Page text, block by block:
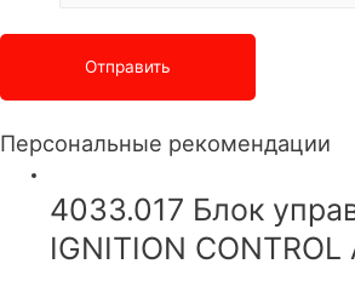
Персональные рекомендации
4033.017 Блок
IGNITION CONTROL